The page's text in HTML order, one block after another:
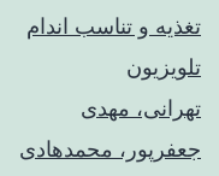
تغذیه و تناسب اندام
تلویزیون
تهرانی، مهدی
جعفرپور، محمدهادی